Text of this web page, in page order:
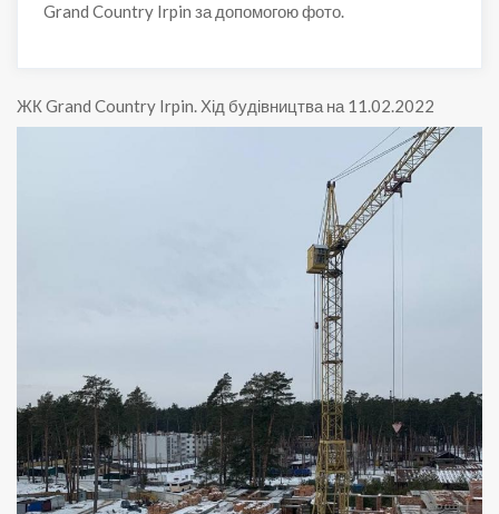
Grand Country Irpin за допомогою фото.
ЖК Grand Country Irpin. Хід будівництва на 11.02.2022